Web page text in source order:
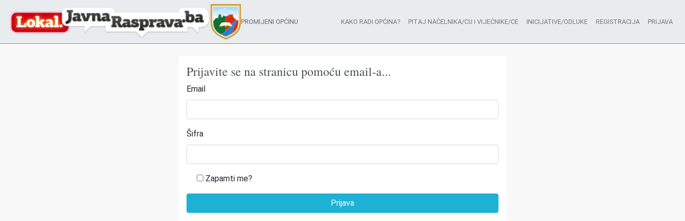
PROMIJENI OPĆINU KAKO RADI OPĆINA? PITAJ NAČELNIKA/CU I VIJEĆNIKE/CE INICIJATIVE/ODLUKE REGISTRACIJA PRIJAVA
Prijavite se na stranicu pomoću email-a...
Email
Šifra
Zapamti me?